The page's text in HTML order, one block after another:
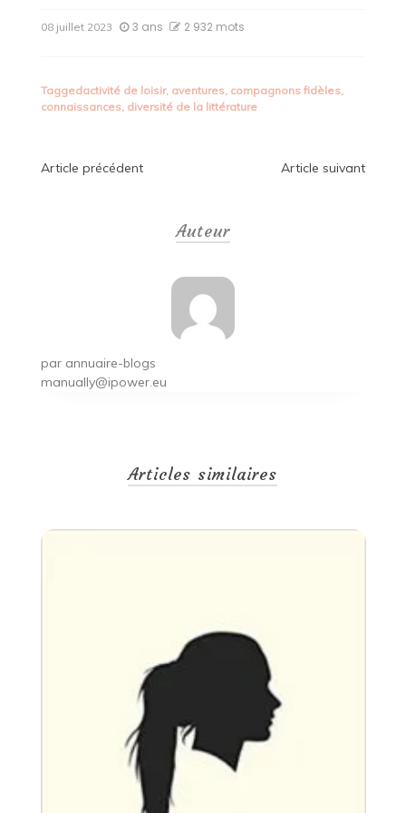
08 juillet 2023 3 ans 2 932 mots
Taggedactivité de loisir, aventures, compagnons fidèles,
connaissances, diversité de la littérature
Navigation
Article précédent Article suivant
Auteur
par annuaire-blogs
manually@ipower.eu
Articles similaires